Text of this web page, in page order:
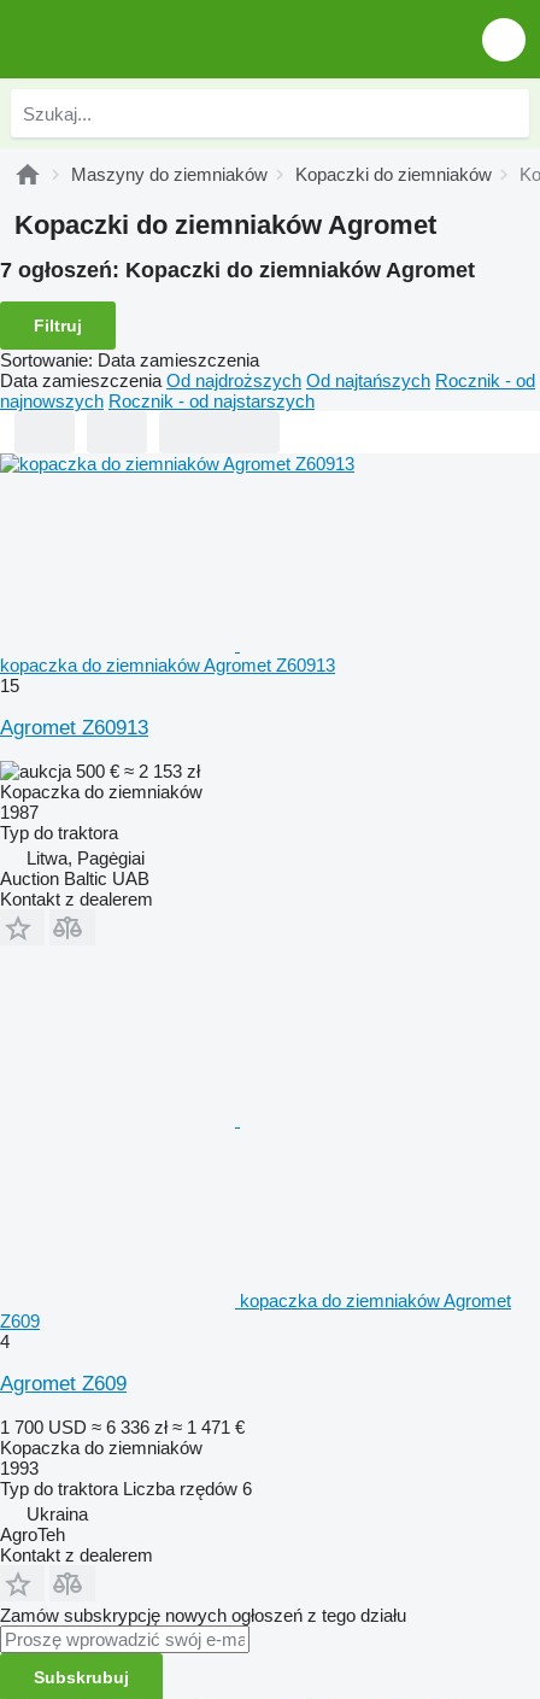
Maszyny do ziemniaków Kopaczki do ziemniaków
Kopaczki do ziemniaków Agromet
7 ogłoszeń: Kopaczki do ziemniaków Agromet
Filtruj
Sortowanie: Data zamieszczenia
Data zamieszczenia Od najdroższych Od najtańszych Rocznik - od
najnowszych Rocznik - od najstarszych
kopaczka do ziemniaków Agromet Z60913
15
Agromet Z60913
500 € ≈ 2 153 zł
Kopaczka do ziemniaków
1987
Typ do traktora
Litwa, Pagėgiai
Auction Baltic UAB
Kontakt z dealerem
kopaczka do ziemniaków Agromet
Z609
4
Agromet Z609
1 700 USD ≈ 6 336 zł ≈ 1 471 €
Kopaczka do ziemniaków
1993
Typ do traktora Liczba rzędów 6
Ukraina
AgroTeh
Kontakt z dealerem
Zamów subskrypcję nowych ogłoszeń z tego działu
Subskrubuj